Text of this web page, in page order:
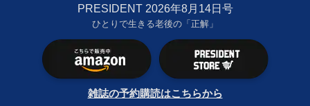
PRESIDENT 2026年8月14日号
ひとりで生きる老後の「正解」
雑誌の予約購読はこちらから